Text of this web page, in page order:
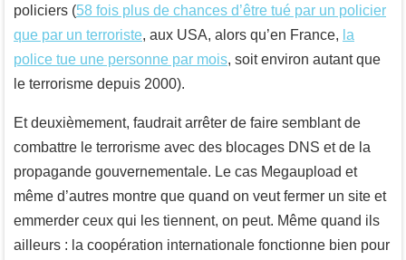
policiers (58 fois plus de chances d’être tué par un policier
que par un terroriste, aux USA, alors qu’en France, la
police tue une personne par mois, soit environ autant que
le terrorisme depuis 2000).
Et deuxièmement, faudrait arrêter de faire semblant de
combattre le terrorisme avec des blocages DNS et de la
propagande gouvernementale. Le cas Megaupload et
même d’autres montre que quand on veut fermer un site et
emmerder ceux qui les tiennent, on peut. Même quand ils
ailleurs : la coopération internationale fonctionne bien pour